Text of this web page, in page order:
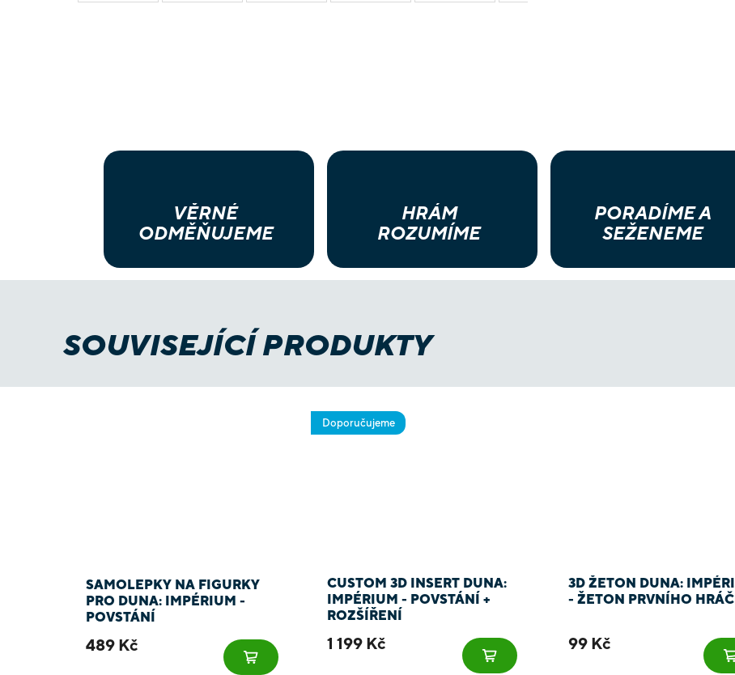
VĚRNÉ
ODMĚŇUJEME
HRÁM
ROZUMÍME
PORADÍME A
SEŽENEME
SOUVISEJÍCÍ PRODUKTY
SAMOLEPKY NA FIGURKY
PRO DUNA: IMPÉRIUM -
POVSTÁNÍ
489 Kč
Doporučujeme
CUSTOM 3D INSERT DUNA:
IMPÉRIUM - POVSTÁNÍ +
ROZŠÍŘENÍ
1 199 Kč
3D ŽETON DUNA:
- ŽETON PRVNÍHO
99 Kč